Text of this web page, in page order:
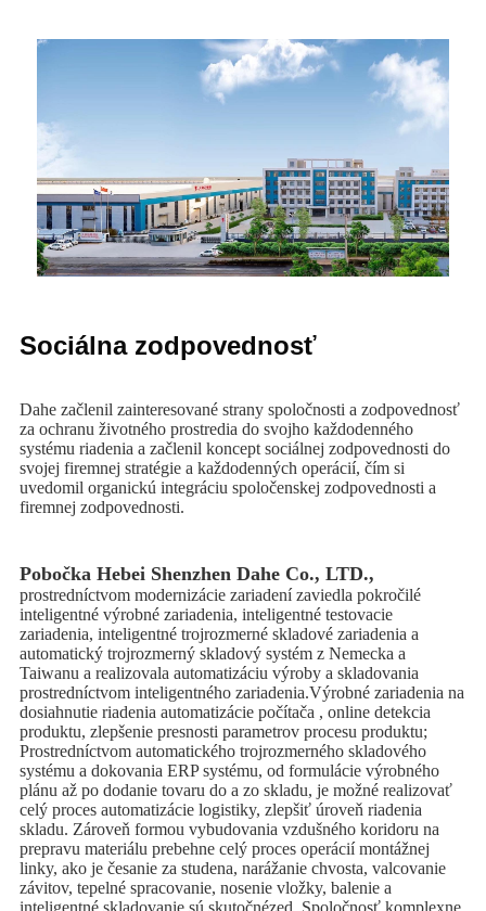
Sociálna zodpovednosť
Dahe začlenil zainteresované strany spoločnosti a zodpovednosť
za ochranu životného prostredia do svojho každodenného
systému riadenia a začlenil koncept sociálnej zodpovednosti do
svojej firemnej stratégie a každodenných operácií, čím si
uvedomil organickú integráciu spoločenskej zodpovednosti a
firemnej zodpovednosti.
Pobočka Hebei Shenzhen Dahe Co., LTD.,
prostredníctvom modernizácie zariadení zaviedla pokročilé
inteligentné výrobné zariadenia, inteligentné testovacie
zariadenia, inteligentné trojrozmerné skladové zariadenia a
automatický trojrozmerný skladový systém z Nemecka a
Taiwanu a realizovala automatizáciu výroby a skladovania
prostredníctvom inteligentného zariadenia.Výrobné zariadenia na
dosiahnutie riadenia automatizácie počítača , online detekcia
produktu, zlepšenie presnosti parametrov procesu produktu;
Prostredníctvom automatického trojrozmerného skladového
systému a dokovania ERP systému, od formulácie výrobného
plánu až po dodanie tovaru do a zo skladu, je možné realizovať
celý proces automatizácie logistiky, zlepšiť úroveň riadenia
skladu. Zároveň formou vybudovania vzdušného koridoru na
prepravu materiálu prebehne celý proces operácií montážnej
linky, ako je česanie za studena, narážanie chvosta, valcovanie
závitov, tepelné spracovanie, nosenie vložky, balenie a
inteligentné skladovanie sú skutočnézed. Spoločnosť komplexne